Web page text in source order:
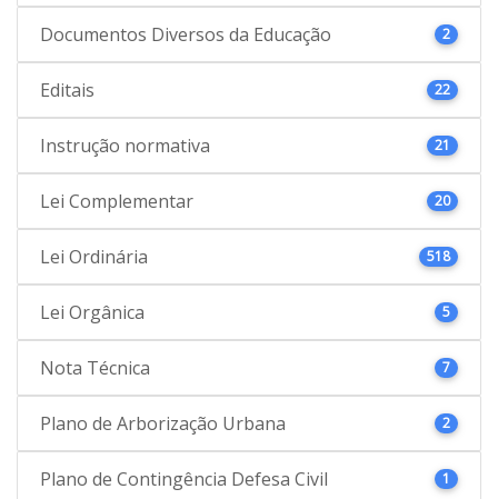
Documentos Diversos da Educação 2
Editais 22
Instrução normativa 21
Lei Complementar 20
Lei Ordinária 518
Lei Orgânica 5
Nota Técnica 7
Plano de Arborização Urbana 2
Plano de Contingência Defesa Civil 1